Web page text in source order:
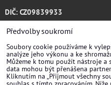
DIČ: CZ09839933
Katalog ke stažení .pdf
Předvolby soukromí
Soubory cookie používáme k
analýze jeho výkonu a ke
Můžeme k tomu použít nástroje a
data mohou být přenášena
Kliknutím na „Přijmout všechny